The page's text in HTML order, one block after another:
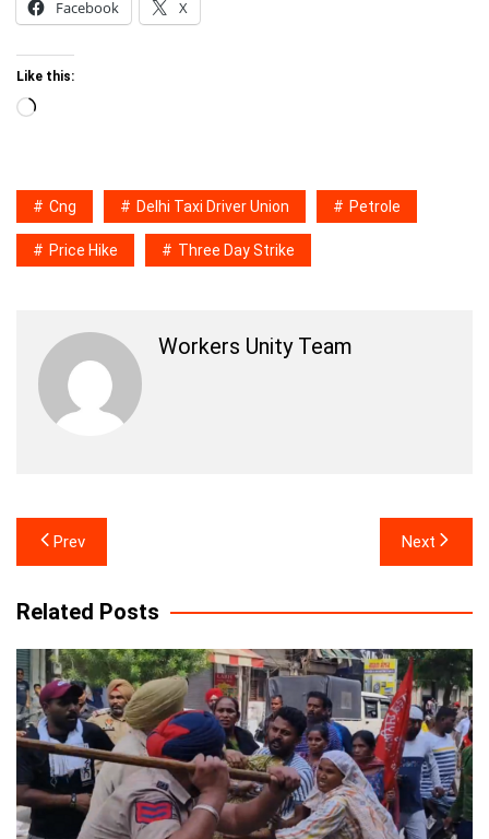
Facebook X
Like this:
Loading…
Cng Delhi Taxi Driver Union Petrole
Price Hike Three Day Strike
Workers Unity Team
Post
navigation
Prev Next
Related Posts